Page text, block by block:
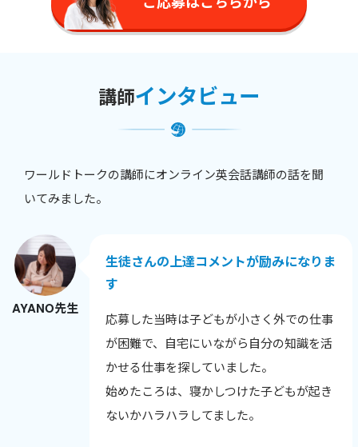
講師インタビュー
ワールドトークの講師にオンライン英会話講師の話を聞
いてみました。
AYANO先生
生徒さんの上達コメントが励みになりま
す
応募した当時は子どもが小さく外での仕事
が困難で、自宅にいながら自分の知識を活
かせる仕事を探していました。
始めたころは、寝かしつけた子どもが起き
ないかハラハラしてました。